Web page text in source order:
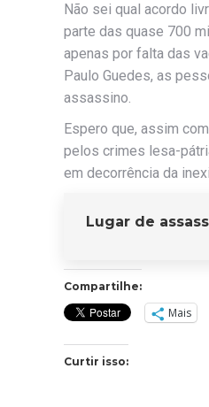
Não sei qual acordo
parte das quase 700
apenas por falta das
Paulo Guedes, as
assassino.
Espero que, assim
pelos crimes lesa-
em decorrência da
Lugar de
Compartilhe:
Mais
Curtir isso: